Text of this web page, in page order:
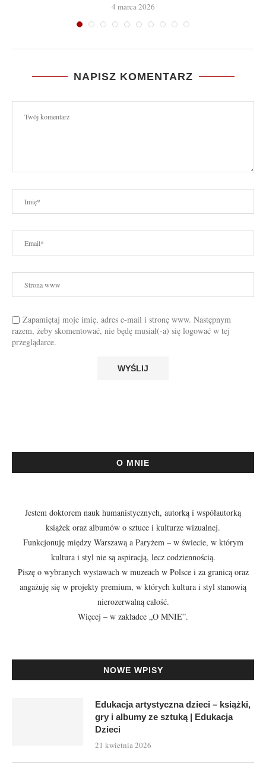
4 marca 2026
NAPISZ KOMENTARZ
Zapamiętaj moje imię, adres e-mail i stronę www. Następnym
razem, żeby skomentować, nie będę musiał(-a) się logować w tej
przeglądarce.
O MNIE
Jestem doktorem nauk humanistycznych, autorką i współautorką
książek oraz albumów o sztuce i kulturze wizualnej.
Funkcjonuję między Warszawą a Paryżem – w świecie, w którym
kultura i styl nie są aspiracją, lecz codziennością.
Piszę o wybranych wystawach w muzeach w Polsce i za granicą oraz
angażuję się w projekty premium, w których kultura i styl stanowią
nierozerwalną całość.
Więcej – w zakładce „O MNIE”.
NOWE WPISY
Edukacja artystyczna dzieci – książki,
gry i albumy ze sztuką | Edukacja
Dzieci
21 kwietnia 2026